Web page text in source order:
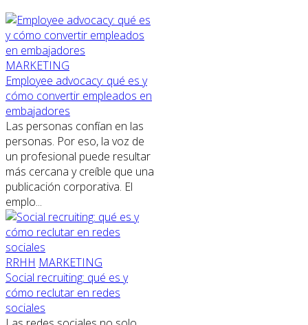
MARKETING
Employee advocacy: qué es y
cómo convertir empleados en
embajadores
Las personas confían en las
personas. Por eso, la voz de
un profesional puede resultar
más cercana y creíble que una
publicación corporativa. El
emplo...
RRHH MARKETING
Social recruiting: qué es y
cómo reclutar en redes
sociales